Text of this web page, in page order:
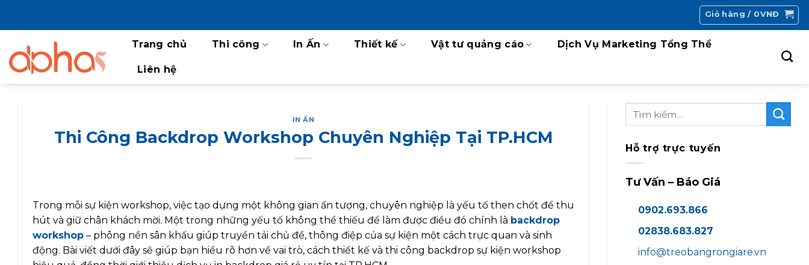
dung
Giỏ hàng / 0VNĐ
Trang chủ Thi công In Ấn Thiết kế Vật tư quảng cáo Dịch Vụ Marketing Tổng Thể
Liên hệ
IN ẤN
Thi Công Backdrop Workshop Chuyên Nghiệp Tại TP.HCM
Trong mỗi sự kiện workshop, việc tạo dựng một không gian ấn tượng, chuyên nghiệp là yếu tố then chốt để thu
hút và giữ chân khách mời. Một trong những yếu tố không thể thiếu để làm được điều đó chính là backdrop
workshop – phông nền sân khấu giúp truyền tải chủ đề, thông điệp của sự kiện một cách trực quan và sinh
động. Bài viết dưới đây sẽ giúp bạn hiểu rõ hơn về vai trò, cách thiết kế và thi công backdrop sự kiện workshop
Hỗ trợ trực tuyến
Tư Vấn – Báo Giá
0902.693.866
02838.683.827
info@treobangrongiare.vn